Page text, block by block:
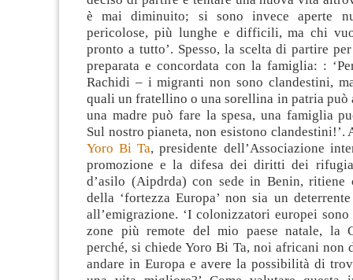
è mai diminuito; si sono invece aperte
pericolose, più lunghe e difficili, ma chi
pronto a tutto’. Spesso, la scelta di partire
preparata e concordata con la famiglia: :
Rachidi – i migranti non sono clandestini,
quali un fratellino o una sorellina in patria può
una madre può fare la spesa, una famiglia
Sul nostro pianeta, non esistono clandestini!’.
Yoro Bi Ta, presidente dell’Associazione
promozione e la difesa dei diritti dei
d’asilo (Aipdrda) con sede in Benin, ritiene
della ‘fortezza Europa’ non sia un
all’emigrazione. ‘I colonizzatori europei
zone più remote del mio paese natale, la
perché, si chiede Yoro Bi Ta, noi africani non
andare in Europa e avere la possibilità di